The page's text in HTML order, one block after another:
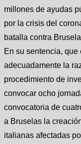
millones de ayudas
por la crisis del
batalla contra
En su sentencia,
adecuadamente la
procedimiento de
convocar ocho
convocatoria de
a Bruselas la
italianas afectadas